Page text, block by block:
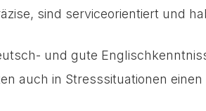
sind serviceorientiert und
und gute
auch in Stresssituationen